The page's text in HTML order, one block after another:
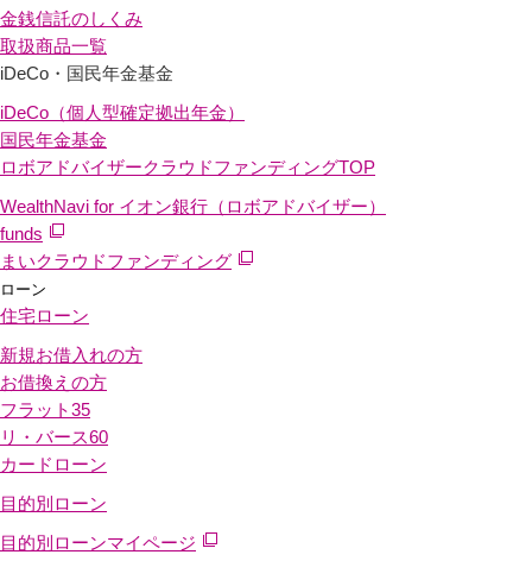
金銭信託のしくみ
取扱商品一覧
iDeCo・国民年金基金
iDeCo（個人型確定拠出年金）
国民年金基金
ロボアドバイザークラウドファンディングTOP
WealthNavi for イオン銀行（ロボアドバイザー）
funds
まいクラウドファンディング
ローン
住宅ローン
新規お借入れの方
お借換えの方
フラット35
リ・バース60
カードローン
目的別ローン
目的別ローンマイページ